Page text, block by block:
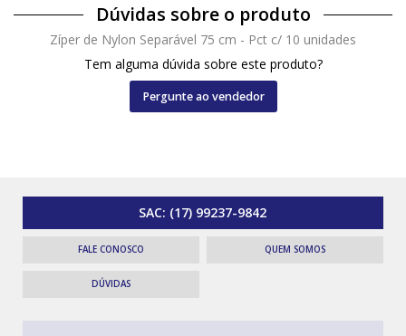
Dúvidas sobre o produto
Zíper de Nylon Separável 75 cm - Pct c/ 10 unidades
Tem alguma dúvida sobre este produto?
Pergunte ao vendedor
SAC: (17) 99237-9842
FALE CONOSCO QUEM SOMOS
DÚVIDAS